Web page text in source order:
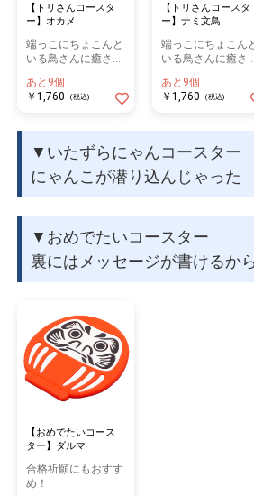
【トリさんコースタ
ー】オカメ
端っこにちょこんと
いる鳥さんに癒され
あと9個
￥1,760
(税込)
【トリさんコースタ
ー】ナミ文鳥
端っこにちょこん
いる鳥さんに癒され
あと9個
￥1,760
(税込)
▼いたずらにゃんコースター
にゃんこが潜り込んじゃった
▼おめでたいコースター
裏にはメッセージが書けるか
【おめでたいコース
ター】ダルマ
合格祈願にもおすす
め！